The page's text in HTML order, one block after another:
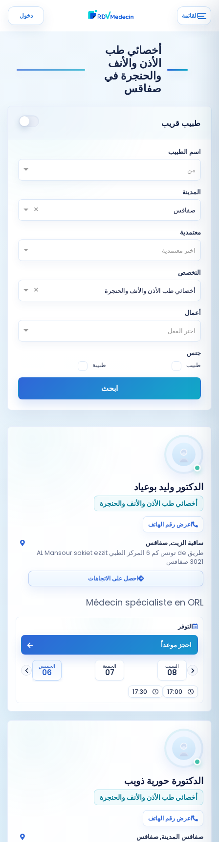
القائمة دخول
أخصائي طب
الأذن والأنف
والحنجرة في
صفاقس
طبيب قريب
اسم الطبيب
من
المدينة
صفاقس
×
معتمدية
اختر معتمدية
التخصص
أخصائي طب الأذن والأنف والحنجرة
×
أعمال
اختر الفعل
جنس
طبيب طبيبة
ابحث
الدكتور وليد بوعياد
أخصائي طب الأذن والأنف والحنجرة
اعرض رقم الهاتف
ساقية الزيت, صفاقس
طريق de تونس كم 6 المركز الطبي AL Mansour sakiet ezzit
3021 صفاقس
احصل على الاتجاهات
Médecin spécialiste en ORL
التوفر
احجز موعداً
السبت
08
الجمعة
07
الخميس
06
الدكتورة حورية ذويب
أخصائي طب الأذن والأنف والحنجرة
اعرض رقم الهاتف
صفاقس المدينة, صفاقس